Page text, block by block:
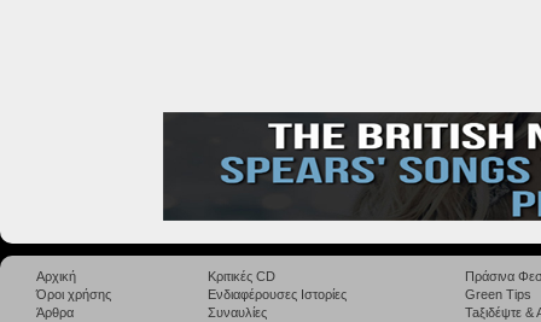
Αρχική
Όροι χρήσης
Άρθρα
Κριτικές CD
Ενδιαφέρουσες Ιστορίες
Συναυλίες
Πράσινα
Green Tips
Taξιδέψτε